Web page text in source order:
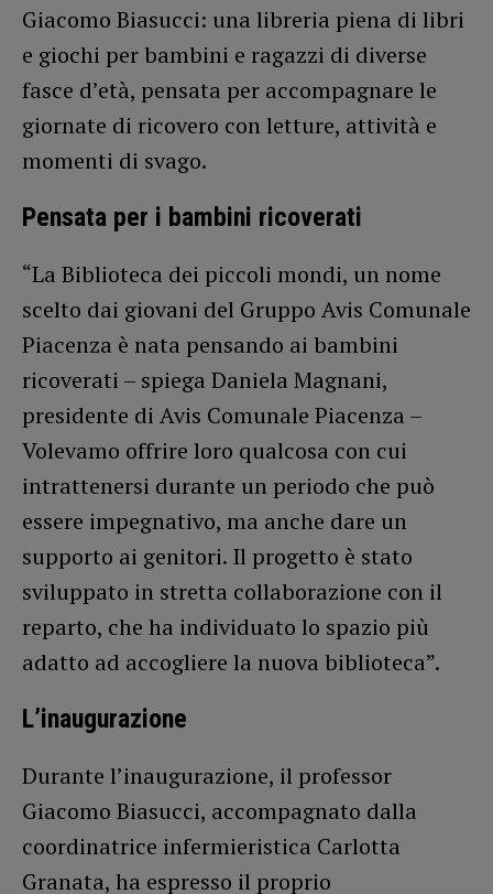
Giacomo Biasucci: una libreria piena di libri
e giochi per bambini e ragazzi di diverse
fasce d’età, pensata per accompagnare le
giornate di ricovero con letture, attività e
momenti di svago.
Pensata per i bambini ricoverati
“La Biblioteca dei piccoli mondi, un nome
scelto dai giovani del Gruppo Avis Comunale
Piacenza è nata pensando ai bambini
ricoverati – spiega Daniela Magnani,
presidente di Avis Comunale Piacenza –
Volevamo offrire loro qualcosa con cui
intrattenersi durante un periodo che può
essere impegnativo, ma anche dare un
supporto ai genitori. Il progetto è stato
sviluppato in stretta collaborazione con il
reparto, che ha individuato lo spazio più
adatto ad accogliere la nuova biblioteca”.
L’inaugurazione
Durante l’inaugurazione, il professor
Giacomo Biasucci, accompagnato dalla
coordinatrice infermieristica Carlotta
Granata, ha espresso il proprio